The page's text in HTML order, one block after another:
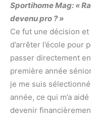
Sportihome Mag: «
devenu pro ? »
Ce fut une décision et
d’arrêter l’école pour
passer directement
première année
je me suis
année, ce qui m’a
devenir